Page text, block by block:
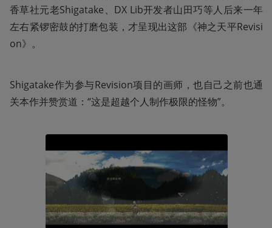
香草社元老Shigatake、DX Lib开发者山田巧等人后来一年
左右紧锣密鼓的打磨包装，才呈现出这部《神之天平Revisi
on》。
Shigatake作为参与Revision项目的画师，也自己之前也通
关本作并赞赏道：“这是超越个人制作极限的怪物”。